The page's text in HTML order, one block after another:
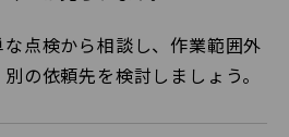
点検から相談し、作業範囲外
の依頼先を検討しましょう。